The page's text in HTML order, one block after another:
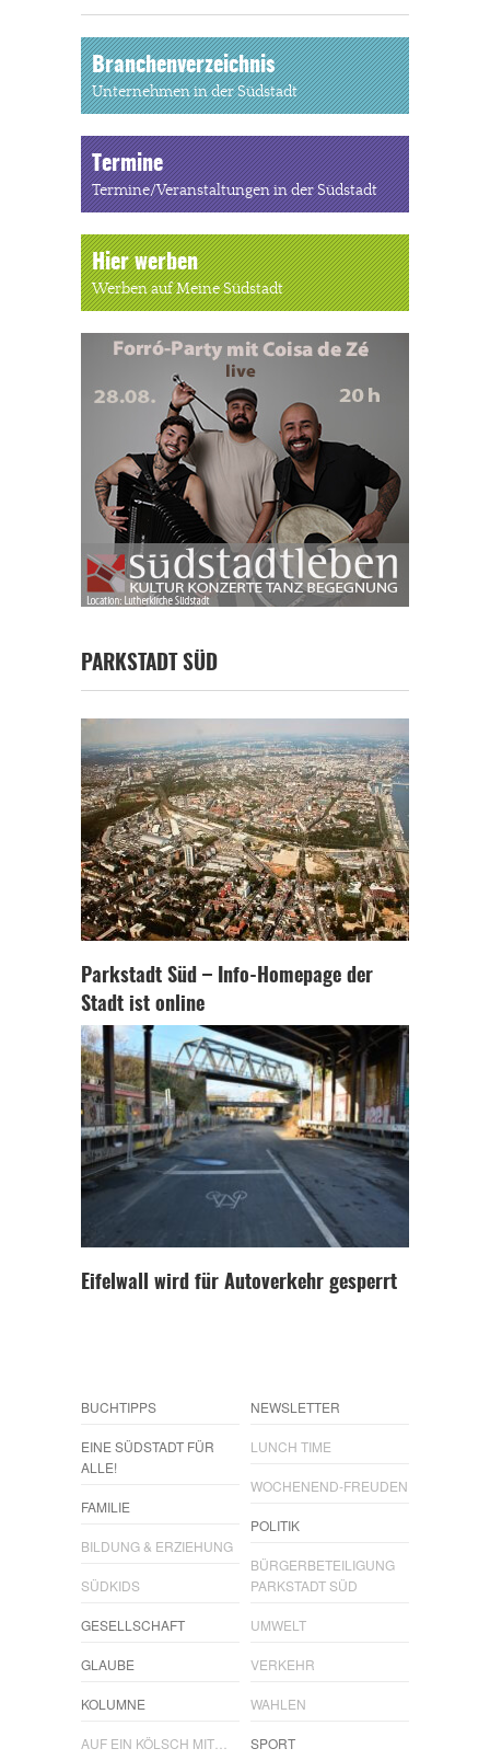
Branchenverzeichnis
Unternehmen in der Südstadt
Termine
Termine/Veranstaltungen in der Südstadt
Hier werben
Werben auf Meine Südstadt
PARKSTADT SÜD
Parkstadt Süd – Info-Homepage der
Stadt ist online
Eifelwall wird für Autoverkehr gesperrt
BUCHTIPPS
EINE SÜDSTADT FÜR
ALLE!
FAMILIE
BILDUNG & ERZIEHUNG
SÜDKIDS
GESELLSCHAFT
GLAUBE
KOLUMNE
AUF EIN KÖLSCH MIT…
NEWSLETTER
LUNCH TIME
WOCHENEND-FREUDEN
POLITIK
BÜRGERBETEILIGUNG
PARKSTADT SÜD
UMWELT
VERKEHR
WAHLEN
SPORT